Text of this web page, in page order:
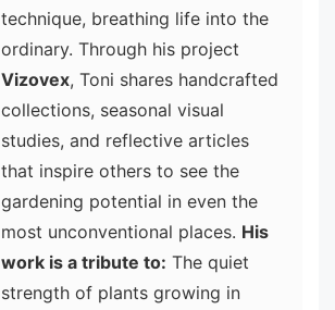
technique, breathing life into the
ordinary. Through his project
Vizovex, Toni shares handcrafted
collections, seasonal visual
studies, and reflective articles
that inspire others to see the
gardening potential in even the
most unconventional places. His
work is a tribute to: The quiet
strength of plants growing in